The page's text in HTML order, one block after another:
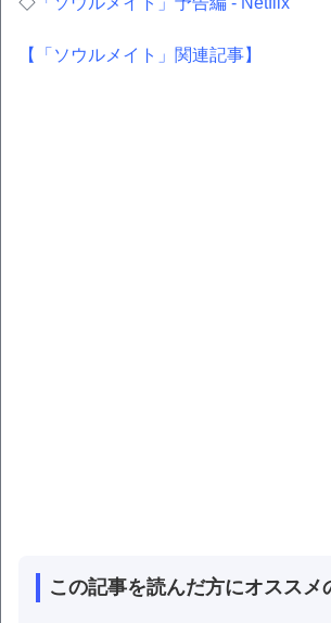
【「ソウルメイト」関連記事】
この記事を読んだ方にオススメ